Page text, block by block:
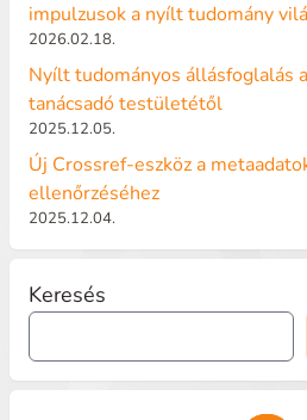
impulzusok a nyílt tudomány
2026.02.18.
Nyílt tudományos állásfoglalás
tanácsadó testületétől
2025.12.05.
Új Crossref-eszköz a
ellenőrzéséhez
2025.12.04.
Keresés